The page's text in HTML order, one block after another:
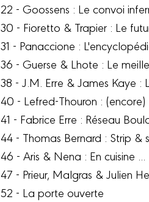
22 - Goossens : Le convoi
30 - Fioretto & Trapier : Le
31 - Panaccione :
36 - Guerse & Lhote : Le
38 - J.M. Erre & James Kaye :
40 - Lefred-Thouron :
41 - Fabrice Erre : Réseau
44 - Thomas Bernard : Strip &
46 - Aris & Nena : En cuisine ...
47 - Prieur, Malgras & Julien
52 - La porte ouverte